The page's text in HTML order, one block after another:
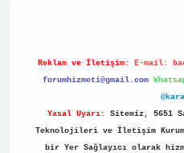
Reklam ve İletişim: E-mail:
forumhizmeti@gmail.com
Yasal Uyarı:
Sitemiz, 5651
Teknolojileri ve İletişim
bir Yer Sağlayıcı olarak